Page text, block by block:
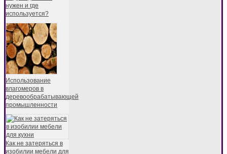
нужен и где
используется?
Использование
влагомеров в
деревообрабатывающей
промышленности
Как не затеряться в
изобилии мебели для